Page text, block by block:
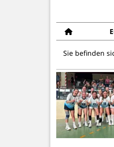
Sie befinden